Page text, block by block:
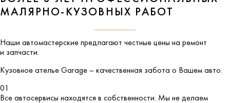
МАЛЯРНО-КУЗОВНЫХ РАБОТ
Наши автомастерские предлагают честные цены на ремонт
и запчасти.
Кузовное ателье Garage – качественная забота о Вашем авто.
01
Все автосервисы находятся в собственности. Мы не делаем